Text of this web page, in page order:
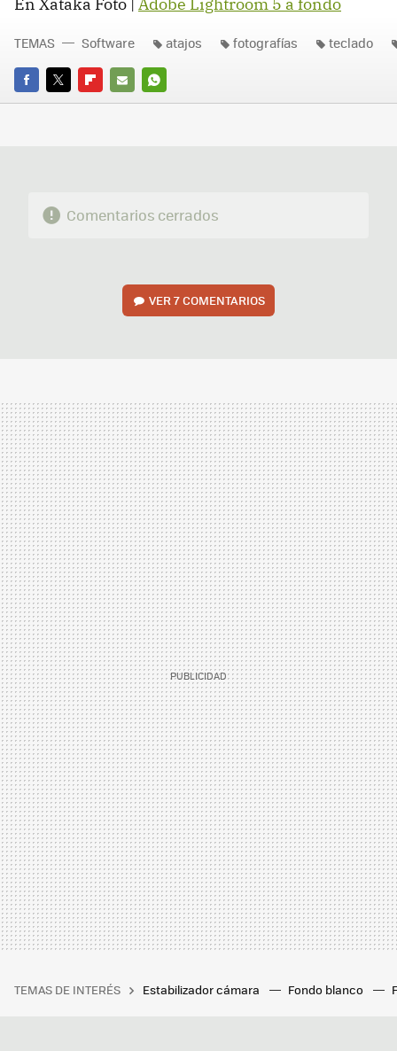
FACEBOOK
TWITTERFLIPBOARD
E-
WHATSAPP
TEMAS Software atajos fotografías teclado
Comentarios cerrados
VER7 COMENTARIOS
TEMAS DE INTERÉS Estabilizador cámara Fondo blanco